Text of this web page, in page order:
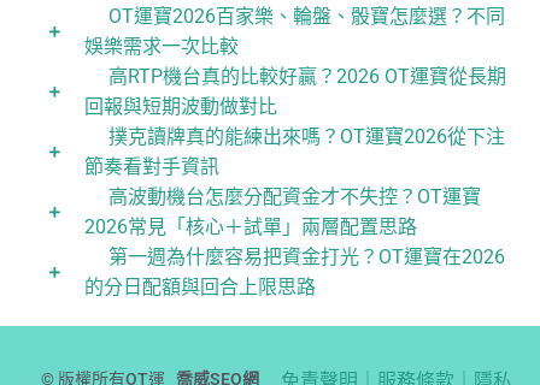
OT運寶2026百家樂、輪盤、骰寶怎麼選？不同
娛樂需求一次比較
高RTP機台真的比較好贏？2026 OT運寶從長期
回報與短期波動做對比
撲克讀牌真的能練出來嗎？OT運寶2026從下注
節奏看對手資訊
高波動機台怎麼分配資金才不失控？OT運寶
2026常見「核心＋試單」兩層配置思路
第一週為什麼容易把資金打光？OT運寶在2026
的分日配額與回合上限思路
© 版權所有OT運 喬威SEO網